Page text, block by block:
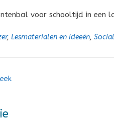
voor schooltijd in een
, Lesmaterialen en ideeën,